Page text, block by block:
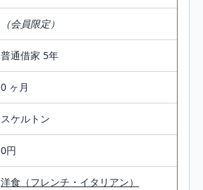
（会員限定）
普通借家 5年
0 ヶ月
スケルトン
0円
洋食（フレンチ・イタリアン）